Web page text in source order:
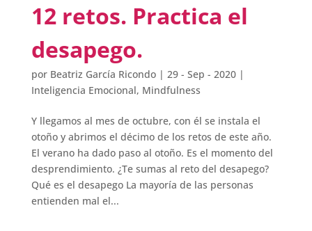
12 retos. Practica el
desapego.
por Beatriz García Ricondo| 29 - Sep - 2020|
Inteligencia Emocional, Mindfulness
Y llegamos al mes de octubre, con él se instala el
otoño y abrimos el décimo de los retos de este año.
El verano ha dado paso al otoño. Es el momento del
desprendimiento. ¿Te sumas al reto del desapego?
Qué es el desapego La mayoría de las personas
entienden mal el...